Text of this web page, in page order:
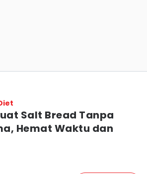
Salt Bread Tanpa
Hemat Waktu dan